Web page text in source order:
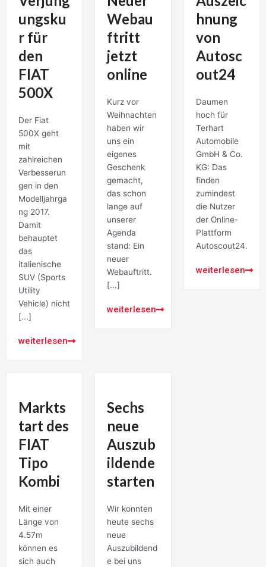
ungsku
r für
den
FIAT
500X
Der Fiat
500X geht
mit
zahlreichen
Verbesserun
gen in den
Modelljahrga
ng 2017.
Damit
behauptet
das
italienische
SUV (Sports
Utility
Vehicle) nicht
[...]
weiterlesen
Webau
ftritt
jetzt
online
Kurz vor
Weihnachten
haben wir
uns ein
eigenes
Geschenk
gemacht,
das schon
lange auf
unserer
Agenda
stand: Ein
neuer
Webauftritt.
[...]
weiterlesen
hnung
von
Autosc
out24
Daumen
hoch für
Terhart
Automobile
GmbH & Co.
KG: Das
finden
zumindest
die Nutzer
der Online-
Plattform
Autoscout24.
weiterlesen
Markts
tart des
FIAT
Tipo
Kombi
Mit einer
Länge von
4.57m
können es
sich auch
Sechs
neue
Auszub
ildende
starten
Wir konnten
heute sechs
neue
Auszubildend
e bei uns